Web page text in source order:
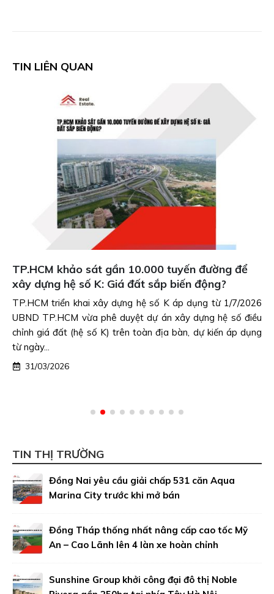
TIN LIÊN QUAN
TP.HCM khảo sát gần 10.000 tuyến đường để
xây dựng hệ số K: Giá đất sắp biến động?
TP.HCM triển khai xây dựng hệ số K áp dụng từ 1/7/2026
UBND TP.HCM vừa phê duyệt dự án xây dựng hệ số điều
chỉnh giá đất (hệ số K) trên toàn địa bàn, dự kiến áp dụng
từ ngày...
31/03/2026
TIN THỊ TRƯỜNG
Đồng Nai yêu cầu giải chấp 531 căn Aqua
Marina City trước khi mở bán
Đồng Tháp thống nhất nâng cấp cao tốc Mỹ
An – Cao Lãnh lên 4 làn xe hoàn chỉnh
Sunshine Group khởi công đại đô thị Noble